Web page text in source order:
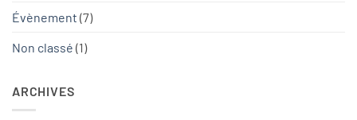
Évènement (7)
Non classé (1)
ARCHIVES